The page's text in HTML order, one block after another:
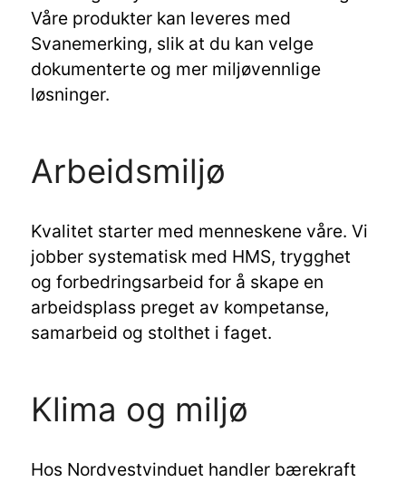
Våre produkter kan leveres med
Svanemerking, slik at du kan velge
dokumenterte og mer miljøvennlige
løsninger.
Arbeidsmiljø
Kvalitet starter med menneskene våre. Vi
jobber systematisk med HMS, trygghet
og forbedringsarbeid for å skape en
arbeidsplass preget av kompetanse,
samarbeid og stolthet i faget.
Klima og miljø
Hos Nordvestvinduet handler bærekraft